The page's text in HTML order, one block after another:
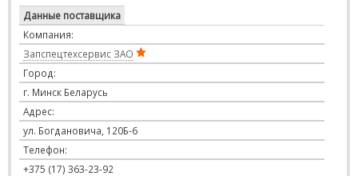
Данные поставщика
Компания:
Запспецтехсервис ЗАО
Город:
г. Минск Беларусь
Адрес:
ул. Богдановича, 120Б-6
Телефон:
+375 (17) 363-23-92